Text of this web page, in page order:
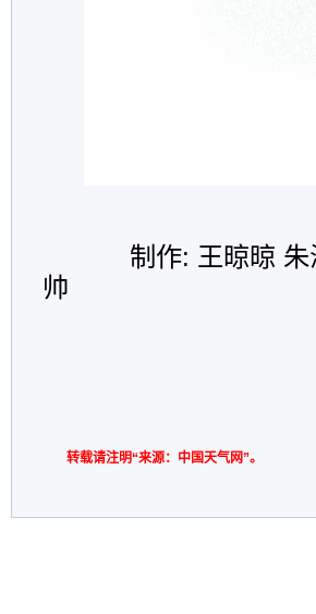
制作: 王
帅
转载请注明“来源：中国天气网”。